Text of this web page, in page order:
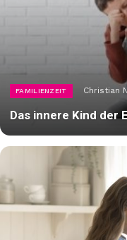
FAMILIENZEIT Christian
Das innere Kind der